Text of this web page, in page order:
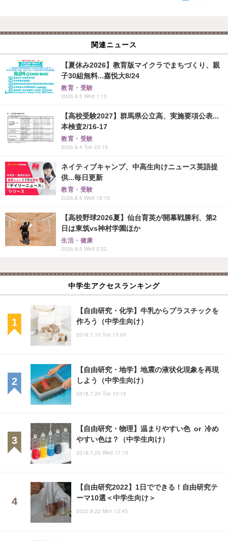
関連ニュース
【夏休み2026】教育版マイクラでまちづくり、親
子30組無料...嘉悦大8/24
教育・受験
2026.8.5 Wed 1:15
【高校受験2027】群馬県公立高、実施要項公表...
本検査2/16-17
教育・受験
2026.8.4 Tue 23:15
ネイティブキャンプ、中高生向けニュース英語提
供...毎日更新
教育・受験
2026.8.5 Wed 18:15
【高校野球2026夏】仙台育英が開幕戦勝利、第2
日は東筑vs神村学園ほか
生活・健康
2026.8.5 Wed 2:32
中学生アクセスランキング
【自由研究・化学】牛乳からプラスチックを
作ろう（中学生向け）
2018.7.10 Tue 15:00
【自由研究・地学】地震の液状化現象を再現
しよう（中学生向け）
2018.7.24 Tue 10:15
【自由研究・物理】温まりやすい色 or 冷め
やすい色は？（中学生向け）
2018.7.25 Wed 17:15
【自由研究2022】1日でできる！自由研究テ
ーマ10選＜中学生向け＞
2022.8.22 Mon 12:45